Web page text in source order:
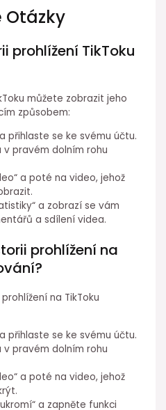
Otázky
prohlížení TikToku
můžete zobrazit jeho
způsobem:
přihlaste se ke svému účtu.
v pravém dolním rohu
a poté na video, jehož
a zobrazí se vám
a sdílení videa.
prohlížení na
na TikToku
přihlaste se ke svému účtu.
v pravém dolním rohu
a poté na video, jehož
a zapněte funkci